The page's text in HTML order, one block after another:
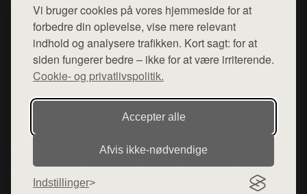
Vi bruger cookies på vores hjemmeside for at
forbedre din oplevelse, vise mere relevant
indhold og analysere trafikken. Kort sagt: for at
siden fungerer bedre – ikke for at være irriterende.
Cookie- og privatlivspolitik.
Accepter alle
Afvis ikke‑nødvendige
Indstillinger
Top Rabatter
Kontakt
Mail: hej@want.dk
Cookie- og privatlivspolitik
Denne side er en del af want.dk, der udgiver en række
hjemmesider med præsentation af forskellige produkter fra
diverse webshops. Der sælges ikke varer fra denne side - vi
varerne på lager.